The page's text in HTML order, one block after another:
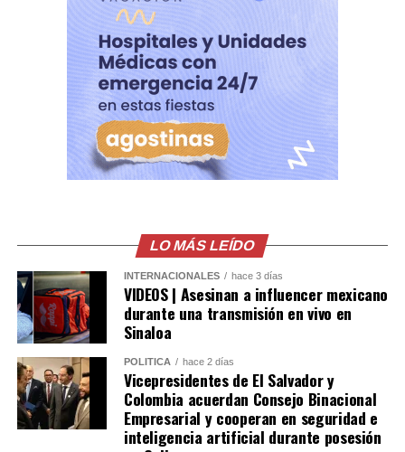
La participación del Vicepresidente Ulloa en este
histórico acto reafirma los lazos de amistad y
cooperación entre El Salvador y Colombia, así como la
voluntad de continuar fortaleciendo una agenda
bilateral orientada al desarrollo y bienestar de ambos
Comparte esto:
Me gusta esto:
LO MÁS LEÍDO
INTERNACIONALES hace 3 días
VIDEOS | Asesinan a influencer mexicano
durante una transmisión en vivo en
Sinaloa
POLÍTICA hace 2 días
Vicepresidentes de El Salvador y
Colombia acuerdan Consejo Binacional
Empresarial y cooperan en seguridad e
inteligencia artificial durante posesión